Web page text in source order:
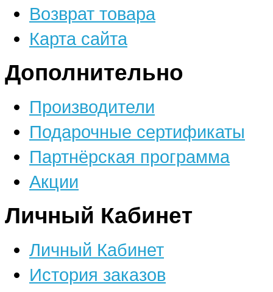
Возврат товара
Карта сайта
Дополнительно
Производители
Подарочные сертификаты
Партнёрская программа
Акции
Личный Кабинет
Личный Кабинет
История заказов